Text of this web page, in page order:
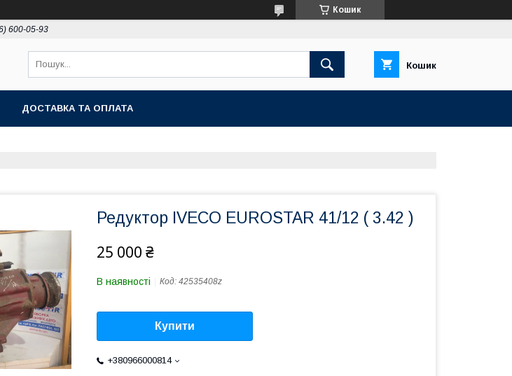
Кошик
600-05-93
Кошик
ДОСТАВКА ТА ОПЛАТА
Редуктор IVECO EUROSTAR 41/12 ( 3.42 )
25 000 ₴
В наявності Код: 42535408z
Купити
+380966000814